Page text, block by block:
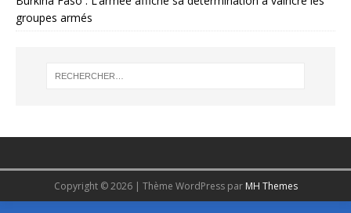
groupes armés
Copyright © 2026 | Thème WordPress par MH Themes